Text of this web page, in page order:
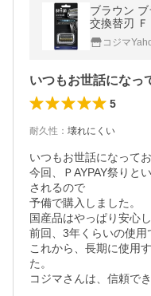
ブラウン
交換替刃 Ｆ
コジマ
5
耐久性 ： 壊れにくい
いつもお世話になってお
今回、ＰAYPAY祭りと
されるので
予備で購入しました。
国産品はやっぱり安心
前回、3年くらいの使用
これから、長期に使用
た。
コジマさんは、信頼で